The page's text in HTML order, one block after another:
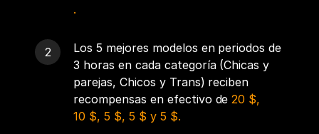
.
Los 5 mejores modelos en periodos de
3 horas en cada categoría (Chicas y
parejas, Chicos y Trans) reciben
recompensas en efectivo de20 $,
10 $, 5 $, 5 $ y 5 $.